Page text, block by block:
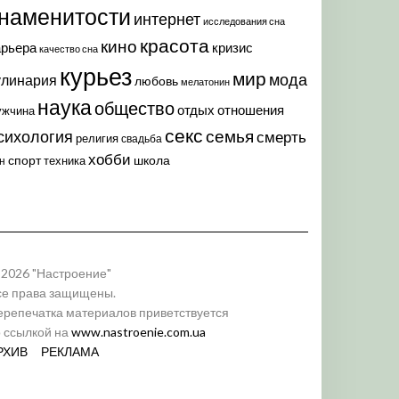
интернет исследования сна
качество сна кино красота кризис
курьез любовь мелатонин мир мода
наукаобществоотдых отношения
религия свадьба секссемья смерть
спорттехникахобби школа
"Настроение"
права защищены.
материалов приветствуется
ссылкой на www.nastroenie.com.ua
РЕКЛАМА